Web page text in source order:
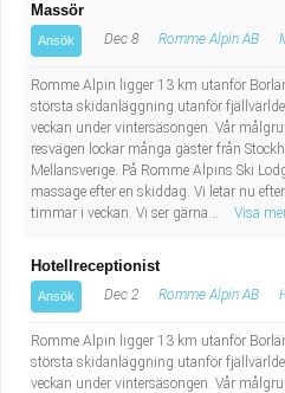
Hantverksyrken
Hotell, restaurang,
Hälso- och sjukvård
Industriell tillverkning
Kropps- och
Kultur, media, design
Bussförare/Busschaufför
Elevassistent
Personlig assistent
Behandlingsassistent/
Budbilsförare
Tidningsbud/
Massör
Ansök Dec 8 Romme Alpin AB
Romme Alpin ligger 13 km utanför
största skidanläggning utanför
veckan under vintersäsongen. Vår
resvägen lockar många gäster från
Mellansverige. På Romme Alpins Ski
massage efter en skiddag. Vi letar nu
timmar i veckan. Vi ser gärna...
Visa
Hotellreceptionist
Ansök Dec 2 Romme Alpin AB
Romme Alpin ligger 13 km utanför
största skidanläggning utanför
veckan under vintersäsongen. Vår